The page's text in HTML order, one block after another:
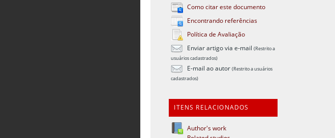
Como citar este documento
Encontrando referências
Política de Avaliação
Enviar artigo via e-mail(Restrito a
usuários cadastrados)
E-mail ao autor(Restrito a usuários
cadastrados)
ITENS RELACIONADOS
Author's work